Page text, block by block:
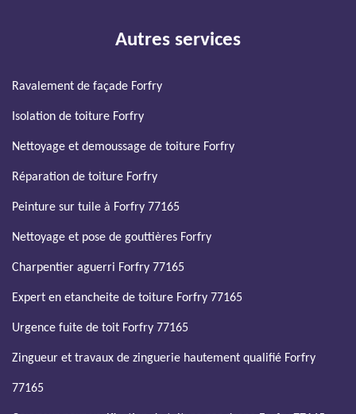
Autres services
Ravalement de façade Forfry
Isolation de toiture Forfry
Nettoyage et demoussage de toiture Forfry
Réparation de toiture Forfry
Peinture sur tuile à Forfry 77165
Nettoyage et pose de gouttières Forfry
Charpentier aguerri Forfry 77165
Expert en etancheite de toiture Forfry 77165
Urgence fuite de toit Forfry 77165
Zingueur et travaux de zinguerie hautement qualifié Forfry
77165